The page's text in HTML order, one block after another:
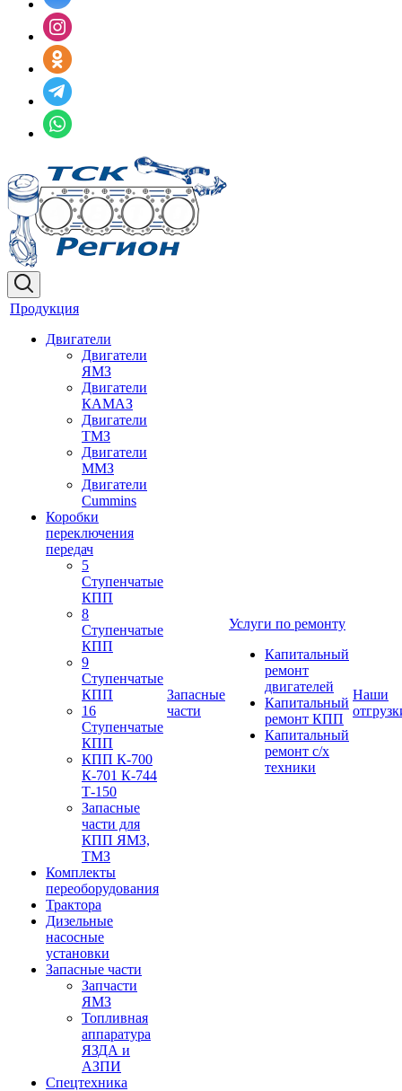
Продукция
Двигатели
Двигатели
ЯМЗ
Двигатели
КАМАЗ
Двигатели
ТМЗ
Двигатели
ММЗ
Двигатели
Cummins
Коробки
переключения
передач
5
Ступенчатые
КПП
8
Ступенчатые
КПП
9
Ступенчатые
КПП
16
Ступенчатые
КПП
КПП К-700
К-701 К-744
Т-150
Запасные
части для
КПП ЯМЗ,
ТМЗ
Комплекты
переоборудования
Трактора
Дизельные
насосные
установки
Запасные части
Запчасти
ЯМЗ
Топливная
аппаратура
ЯЗДА и
АЗПИ
Спецтехника
Запасные
части
Услуги по ремонту
Капитальный
ремонт
двигателей
Капитальный
ремонт КПП
Капитальный
ремонт с/х
техники
Наши